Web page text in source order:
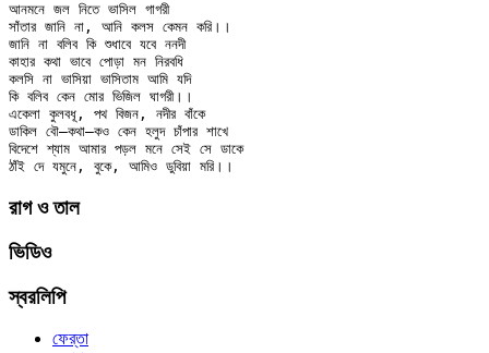
আনমনে জল নিতে ভাসিল গাগরী
সাঁতার জানি না, আনি কলস কেমন করি।।
জানি না বলিব কি শুধাবে যবে ননদী
কাহার কথা ভাবে পোড়া মন নিরবধি
কলসি না ভাসিয়া ভাসিতাম আমি যদি
কি বলিব কেন মোর ভিজিল ঘাগরী।।
একেলা কুলবধূ, পথ বিজন, নদীর বাঁকে
ডাকিল বৌ–কথা–কও কেন হলুদ চাঁপার শাখে
বিদেশে শ্যাম আমার পড়ল মনে সেই সে ডাকে
রাগ ও তাল
ভিডিও
স্বরলিপি
ফের্‌তা